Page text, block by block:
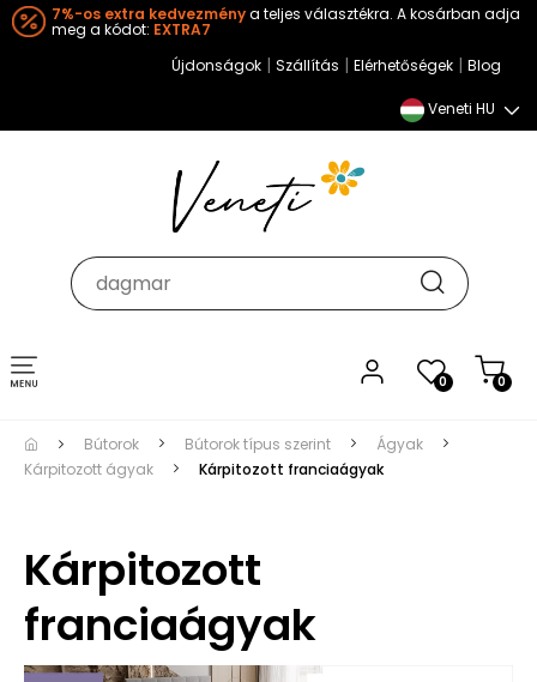
7%-os extra kedvezménya teljes választékra. A kosárban adja
meg a kódot: EXTRA7
Újdonságok | Szállítás | Elérhetőségek | Blog
Veneti HU
0 0
Toggle
navigation
Bútorok Bútorok típus szerint
Ágyak
Kárpitozott ágyak
Kárpitozott franciaágyak
Kárpitozott
franciaágyak